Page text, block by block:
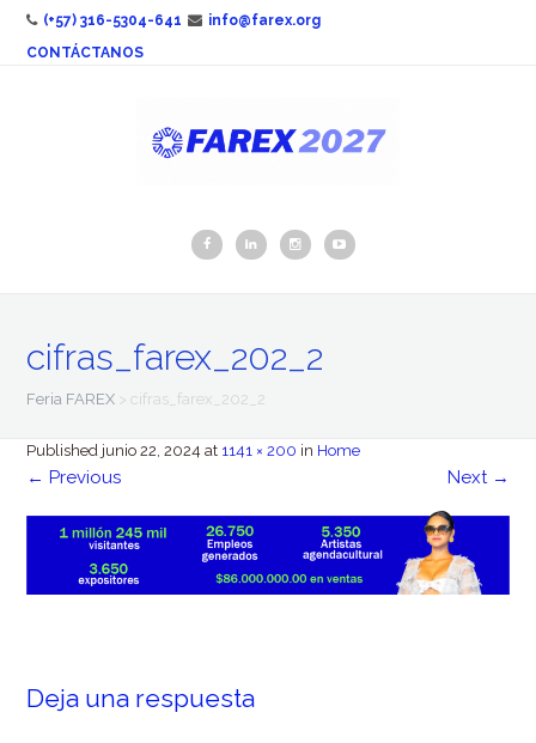
(+57) 316-5304-641
info@farex.org
CONTÁCTANOS
cifras_farex_202_2
Feria FAREX >cifras_farex_202_2
Published junio 22, 2024 at 1141 × 200 in Home
← Previous Next →
Deja una respuesta